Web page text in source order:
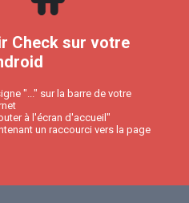
Check sur votre
"..." sur la barre de votre
à l'écran d'accueil"
un raccourci vers la page